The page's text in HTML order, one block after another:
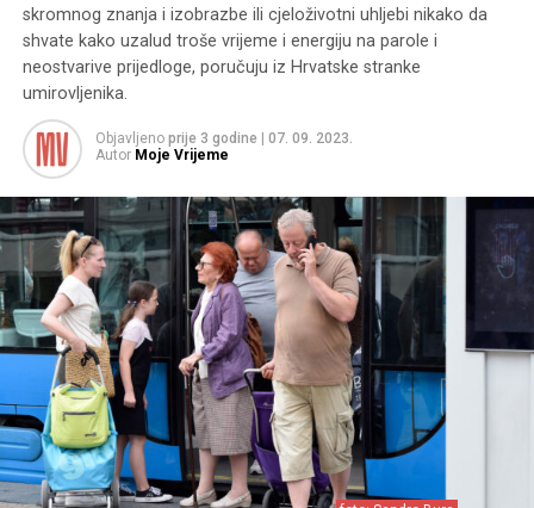
skromnog znanja i izobrazbe ili cjeloživotni uhljebi nikako da
shvate kako uzalud troše vrijeme i energiju na parole i
neostvarive prijedloge, poručuju iz Hrvatske stranke
umirovljenika.
Objavljeno prije 3 godine
07. 09. 2023.
Autor Moje Vrijeme